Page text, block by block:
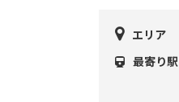
エリア
最寄り駅